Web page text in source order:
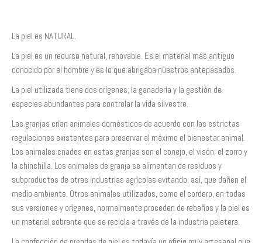
La piel es NATURAL.
La piel es un recurso natural, renovable. Es el material más antiguo
conocido por el hombre y es lo que abrigaba nuestros antepasados.
La piel utilizada tiene dos orígenes; la ganadería y la gestión de
especies abundantes para controlar la vida silvestre.
Las granjas crían animales domésticos de acuerdo con las estrictas
regulaciones existentes para preservar al máximo el bienestar animal.
Los animales criados en estas granjas son el conejo, el visón, el zorro y
la chinchilla. Los animales de granja se alimentan de residuos y
subproductos de otras industrias agrícolas evitando, así, que dañen el
medio ambiente. Otros animales utilizados, como el cordero, en todas
sus versiones y orígenes, normalmente proceden de rebaños y la piel es
un material sobrante que se recicla a través de la industria peletera.